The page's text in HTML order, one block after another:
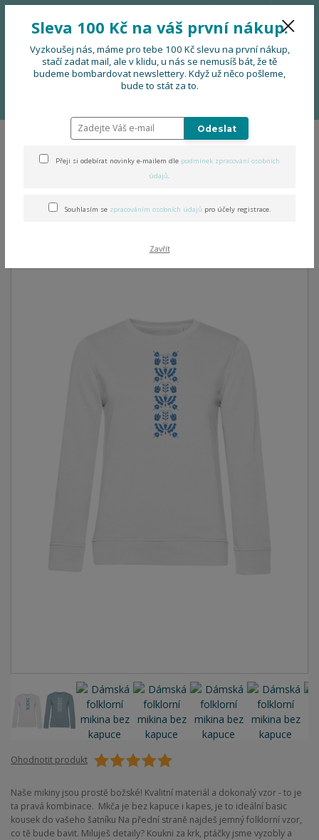
Menu
0 Kč
Dámská folklorní mikina bez
Ohodnotit produkt
Naše mikiny jsou prostě božské! Kvalitní materiál a dokonalý vzor - to je
ta pravá kombinace. Mkča je bez kapuce i kapes, je to ideální basic
kousek do vašeho šatníku Na přední straně najdeš jemný folklorní vzor,
co tě bude bavit. Miluješ detaily? Koukni za krk, ptáčky jsme vyzobly a
Sleva 100 Kč na váš první nákup.
Vyzkoušej nás, máme pro tebe 100 Kč slevu na první nákup,
stačí zadat mail, ale v klidu, u nás se nemusíš bát, že tě
budeme bombardovat newslettery. Když už něco pošleme,
bude to stát za to.
Odeslat
Přeji si odebírat novinky e-mailem dle podmínek zpracování osobních
údajů.
Souhlasím se zpracováním osobních údajů pro účely registrace.
Zavřít